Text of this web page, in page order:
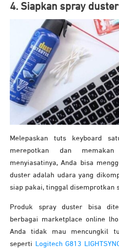
4. Siapkan spray duster
Melepaskan tuts keyboard
merepotkan dan
menyiasatinya, Anda bisa
duster adalah udara yang
siap pakai, tinggal disemprotkan
Produk spray duster bisa
berbagai marketplace online
Anda tidak mau mencungkil
seperti
Logitech G813